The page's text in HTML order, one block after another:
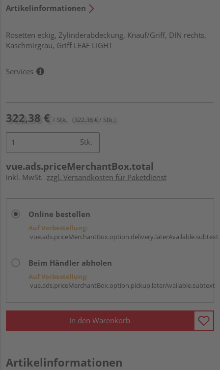
Artikelinformationen
Rosetten eckig, Zylinderabdeckung, Knauf/Griff, DIN rechts,
Kaschmirgrau, Griff LEAF LIGHT
Services
322,38 € / Stk. (322,38 € / Stk.)
Stk.
vue.ads.priceMerchantBox.total
inkl. MwSt. zzgl. Versandkosten für Paketdienst
Online bestellen
Auf Vorbestellung:
vue.ads.priceMerchantBox.option.delivery.laterAvailable.subtext
Beim Händler abholen
Auf Vorbestellung:
vue.ads.priceMerchantBox.option.pickup.laterAvailable.subtext
In den Warenkorb
Artikelinformationen